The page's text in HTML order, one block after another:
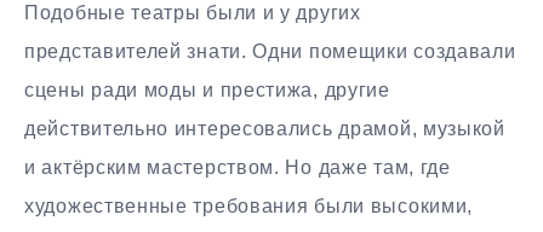
Подобные театры были и у других
представителей знати. Одни помещики создавали
сцены ради моды и престижа, другие
действительно интересовались драмой, музыкой
и актёрским мастерством. Но даже там, где
художественные требования были высокими,